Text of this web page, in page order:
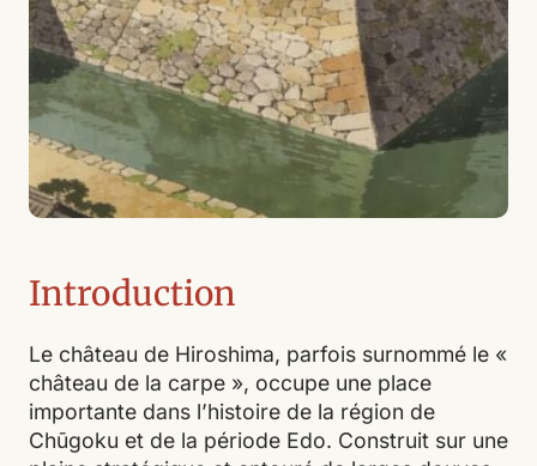
Introduction
Le château de Hiroshima, parfois surnommé le «
château de la carpe », occupe une place
importante dans l’histoire de la région de
Chūgoku et de la période Edo. Construit sur une